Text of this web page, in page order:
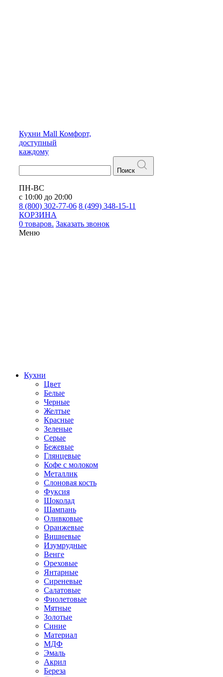
Кухни Mall Комфорт,
доступный
каждому
Поиск
ПН-ВС
с 10:00 до 20:00
8 (800) 302-77-06 8 (499) 348-15-11
КОРЗИНА
0 товаров. Заказать звонок
Меню
Кухни
Цвет
Белые
Черные
Желтые
Красные
Зеленые
Серые
Бежевые
Глянцевые
Кофе с молоком
Металлик
Слоновая кость
Фуксия
Шоколад
Шампань
Оливковые
Оранжевые
Вишневые
Изумрудные
Венге
Ореховые
Янтарные
Сиреневые
Салатовые
Фиолетовые
Мятные
Золотые
Синие
Материал
МДФ
Эмаль
Акрил
Береза